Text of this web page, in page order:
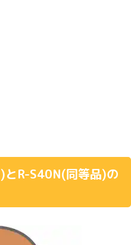
)とR-S40N(同等品)の